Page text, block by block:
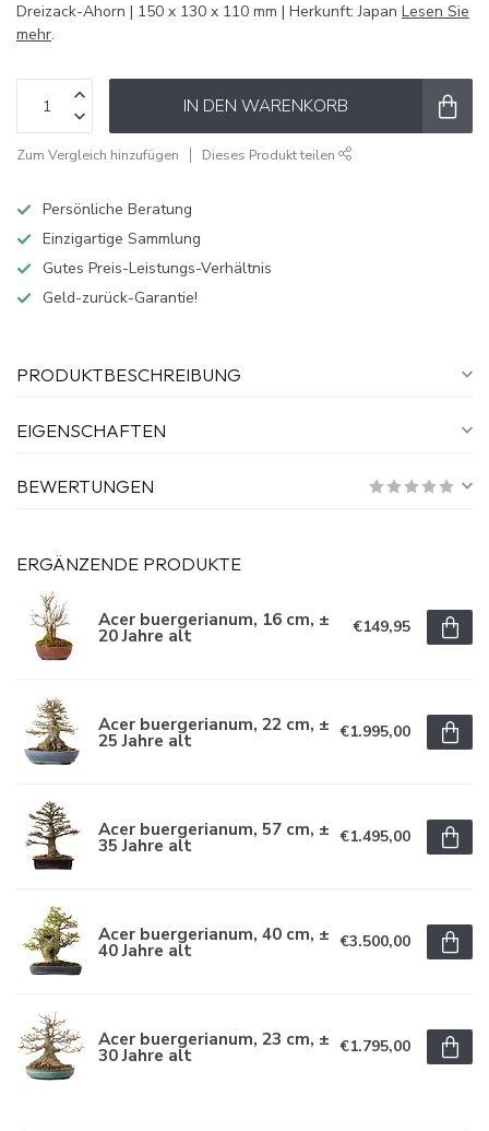
Dreizack-Ahorn | 150 x 130 x 110 mm | Herkunft: Japan Lesen Sie
mehr.
IN DEN WARENKORB
Zum Vergleich hinzufügen Dieses Produkt teilen
Persönliche Beratung
Einzigartige Sammlung
Gutes Preis-Leistungs-Verhältnis
Geld-zurück-Garantie!
PRODUKTBESCHREIBUNG
EIGENSCHAFTEN
BEWERTUNGEN
ERGÄNZENDE PRODUKTE
Acer buergerianum, 16 cm, ±
20 Jahre alt €149,95
Acer buergerianum, 22 cm, ±
25 Jahre alt €1.995,00
Acer buergerianum, 57 cm, ±
35 Jahre alt €1.495,00
Acer buergerianum, 40 cm, ±
40 Jahre alt €3.500,00
Acer buergerianum, 23 cm, ±
30 Jahre alt €1.795,00